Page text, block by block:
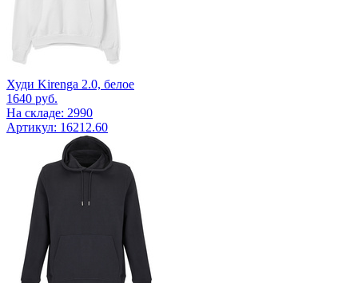
Худи Kirenga 2.0, белое
1640 руб.
На складе: 2990
Артикул: 16212.60